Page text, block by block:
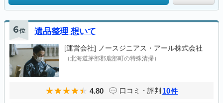
6位 遺品整理 想いて
[運営会社] ノースジニアス・アール株式会社
（北海道茅部郡鹿部町の特殊清掃）
4.80 口コミ・評判 10件